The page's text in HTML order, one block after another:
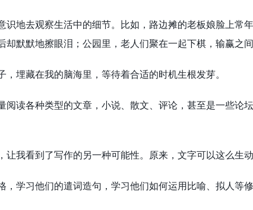
识地去观察生活中的细节。比如，路边摊的老板娘脸上常
却默默地擦眼泪；公园里，老人们聚在一起下棋，输赢之间
埋藏在我的脑海里，等待着合适的时机生根发芽。
阅读各种类型的文章，小说、散文、评论，甚至是一些论
让我看到了写作的另一种可能性。原来，文字可以这么生
，学习他们的遣词造句，学习他们如何运用比喻、拟人等